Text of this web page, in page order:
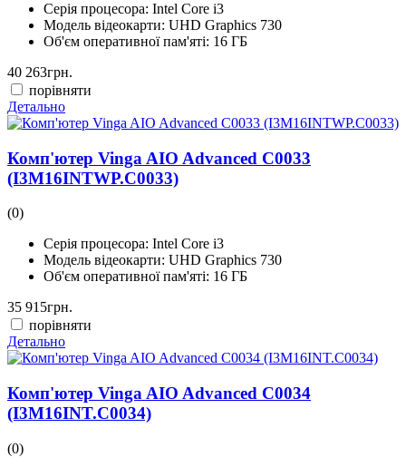
Серія процесора: Intel Core i3
Модель відеокарти: UHD Graphics 730
Об'єм оперативної пам'яті: 16 ГБ
40 263грн.
порівняти
Детально
Комп'ютер Vinga AIO Advanced C0033
(I3M16INTWP.C0033)
(0)
Серія процесора: Intel Core i3
Модель відеокарти: UHD Graphics 730
Об'єм оперативної пам'яті: 16 ГБ
35 915грн.
порівняти
Детально
Комп'ютер Vinga AIO Advanced C0034
(I3M16INT.C0034)
(0)